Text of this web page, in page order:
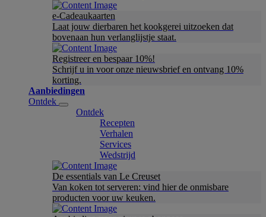
e-Cadeaukaarten
Laat jouw dierbaren het kookgerei uitzoeken dat
bovenaan hun verlanglijstje staat.
Registreer en bespaar 10%!
Schrijf u in voor onze nieuwsbrief en ontvang 10%
korting.
Aanbiedingen
Ontdek
Ontdek
Recepten
Verhalen
Services
Wedstrijd
De essentials van Le Creuset
Van koken tot serveren: vind hier de onmisbare
producten voor uw keuken.